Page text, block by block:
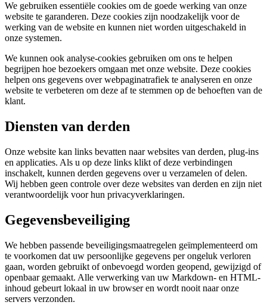
We gebruiken essentiële cookies om de goede werking van onze
website te garanderen. Deze cookies zijn noodzakelijk voor de
werking van de website en kunnen niet worden uitgeschakeld in
onze systemen.
We kunnen ook analyse-cookies gebruiken om ons te helpen
begrijpen hoe bezoekers omgaan met onze website. Deze cookies
helpen ons gegevens over webpaginatrafiek te analyseren en onze
website te verbeteren om deze af te stemmen op de behoeften van de
klant.
Diensten van derden
Onze website kan links bevatten naar websites van derden, plug-ins
en applicaties. Als u op deze links klikt of deze verbindingen
inschakelt, kunnen derden gegevens over u verzamelen of delen.
Wij hebben geen controle over deze websites van derden en zijn niet
verantwoordelijk voor hun privacyverklaringen.
Gegevensbeveiliging
We hebben passende beveiligingsmaatregelen geïmplementeerd om
te voorkomen dat uw persoonlijke gegevens per ongeluk verloren
gaan, worden gebruikt of onbevoegd worden geopend, gewijzigd of
openbaar gemaakt. Alle verwerking van uw Markdown- en HTML-
inhoud gebeurt lokaal in uw browser en wordt nooit naar onze
servers verzonden.